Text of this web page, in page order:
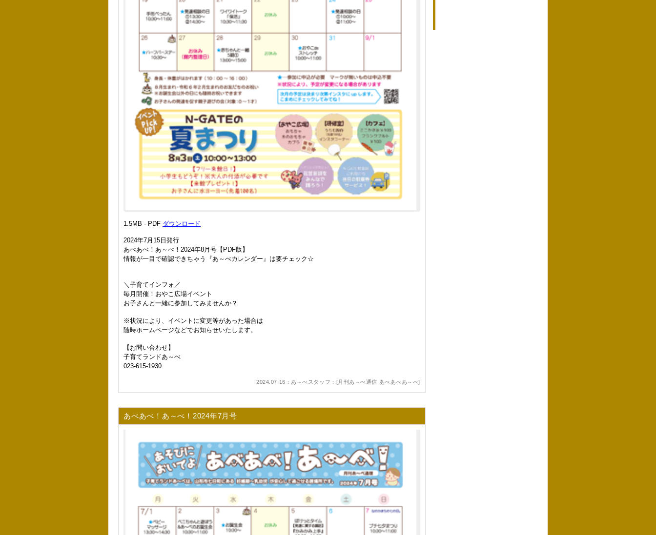
1.5MB - PDF ダウンロード
2024年7月15日発行
あべあべ！あ～べ！2024年8月号【PDF版】
情報が一目で確認できちゃう『あ～べカレンダー』は要チェック☆
＼子育てインフォ／
毎月開催！おやこ広場イベント
お子さんと一緒に参加してみませんか？
※状況により、イベントに変更等があった場合は
随時ホームページなどでお知らせいたします。
【お問い合わせ】
子育てランドあ～べ
023-615-1930
2024.07.16：あ～べスタッフ：[月刊あ～べ通信 あべあべあ～べ]
あべあべ！あ～べ！2024年7月号